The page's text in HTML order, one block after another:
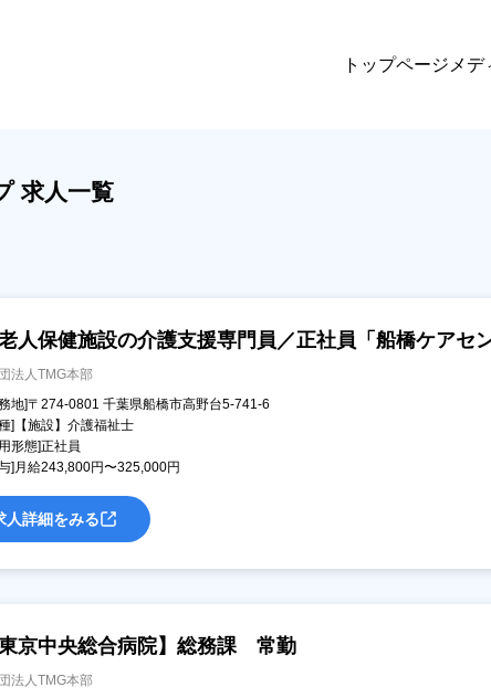
トップページ メデ
求人一覧
人保健施設の介護支援専門員／正社員「船橋ケアセン
法人TMG本部
地]〒274-0801 千葉県船橋市高野台5-741-6
]【施設】介護福祉士
形態]正社員
]月給243,800円〜325,000円
人詳細をみる
東京中央総合病院】総務課 常勤
法人TMG本部